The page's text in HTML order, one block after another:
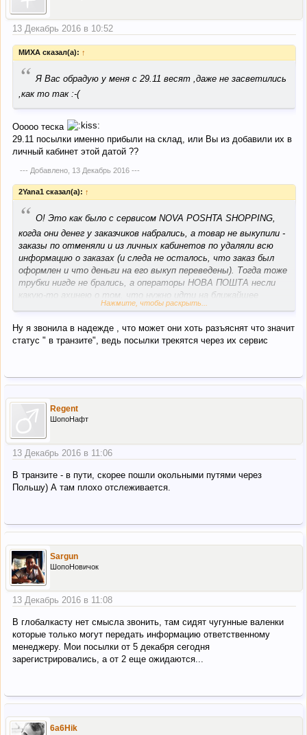
13 Декабрь 2016 в 10:52
МИХА сказал(а): ↑
“ Я Вас обрадую у меня с 29.11 весят ,даже не засветились
,как то так :-(
Ооооо теска
29.11 посылки именно прибыли на склад, или Вы из добавили их в
личный кабинет этой датой ??
--- Добавлено, 13 Декабрь 2016---
2Yana1 сказал(а): ↑
“ О! Это как было с сервисом NOVA POSHTA SHOPPING,
когда они денег у заказчиков набрались, а товар не выкупили -
заказы по отменяли и из личных кабинетов по удаляли всю
информацию о заказах (и следа не осталось, что заказ был
оформлен и что деньги на его выкуп переведены). Тогда тоже
трубки нигде не брались, а операторы НОВА ПОШТА несли
какую-то ахинею о том, что нужно идти на ближайшее
отделение и писать какое-то заявление на возврат денег, в
не выкупленного заказа).
Нажмите, чтобы раскрыть...
Ну я звонила в надежде , что может они хоть разъяснят что значит
статус " в транзите", ведь посылки трекятся через их сервис
Regent
ШопоНафт
13 Декабрь 2016 в 11:06
В транзите - в пути, скорее пошли окольными путями через
Польшу) А там плохо отслеживается.
Sargun
ШопоНовичок
13 Декабрь 2016 в 11:08
В глобалкасту нет смысла звонить, там сидят чугунные валенки
которые только могут передать информацию ответственному
менеджеру. Мои посылки от 5 декабря сегодня
зарегистрировались, а от 2 еще ожидаются...
6a6Hik